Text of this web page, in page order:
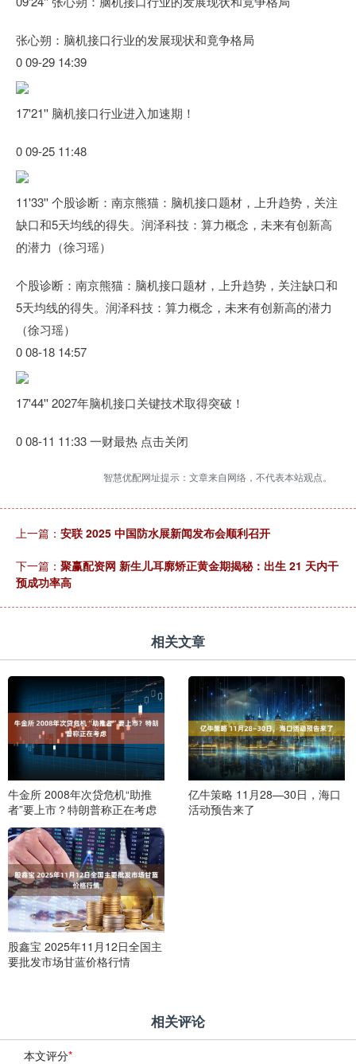
张心朔：脑机接口行业的发展现状和竟争格局
0 09-29 14:39
17'21'' 脑机接口行业进入加速期！
0 09-25 11:48
11'33'' 个股诊断：南京熊猫：脑机接口题材，上升趋势，关注
缺口和5天均线的得失。润泽科技：算力概念，未来有创新高
的潜力（徐习瑶）
个股诊断：南京熊猫：脑机接口题材，上升趋势，关注缺口和
5天均线的得失。润泽科技：算力概念，未来有创新高的潜力
（徐习瑶）
0 08-18 14:57
17'44'' 2027年脑机接口关键技术取得突破！
0 08-11 11:33 一财最热 点击关闭
智慧优配网址提示：文章来自网络，不代表本站观点。
上一篇： 安联 2025 中国防水展新闻发布会顺利召开
下一篇： 聚赢配资网 新生儿耳廓矫正黄金期揭秘：出生 21 天内干
预成功率高
相关文章
牛金所 2008年次贷危机“助推
者”要上市？特朗普称正在考虑
亿牛策略 11月28—30日，海口
活动预告来了
股鑫宝 2025年11月12日全国主
要批发市场甘蓝价格行情
相关评论
本文评分*